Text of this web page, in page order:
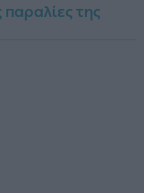
παραλίες της